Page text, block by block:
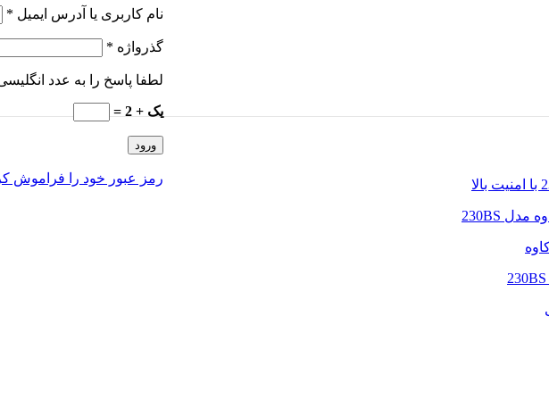
نام کاربری یا آدرس ایمیل *
گذرواژه *
لطفا پاسخ را به عدد
یک + 2 =
ورود
رمز عبور خود را فراموش